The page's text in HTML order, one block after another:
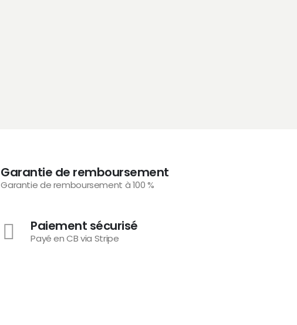
Garantie de remboursement
Garantie de remboursement à 100 %
Paiement sécurisé
Payé en CB via Stripe